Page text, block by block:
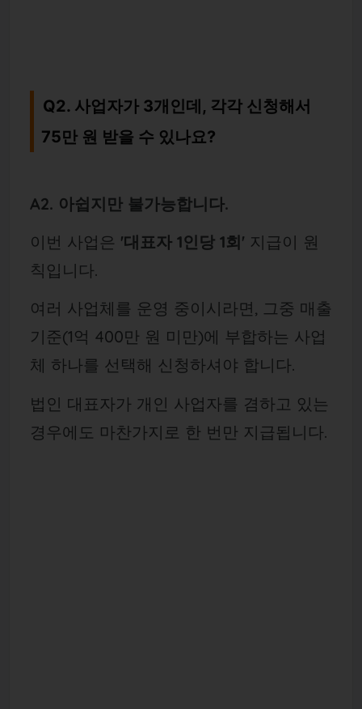
Q2. 사업자가 3개인데, 각각 신청해서
75만 원 받을 수 있나요?
A2. 아쉽지만 불가능합니다.
이번 사업은 '대표자 1인당 1회' 지급이 원
칙입니다.
여러 사업체를 운영 중이시라면, 그중 매출
기준(1억 400만 원 미만)에 부합하는 사업
체 하나를 선택해 신청하셔야 합니다.
법인 대표자가 개인 사업자를 겸하고 있는
경우에도 마찬가지로 한 번만 지급됩니다.